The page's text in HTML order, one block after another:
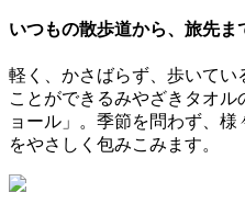
いつもの散歩道から、旅先ま
軽く、かさばらず、歩いてい
ことができるみやざきタオ
ョール」。季節を問わず、
をやさしく包みこみます。